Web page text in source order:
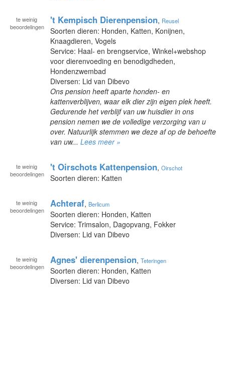
te weinig
beoordelingen
't Kempisch Dierenpension, Reusel
Soorten dieren: Honden, Katten, Konijnen,
Knaagdieren, Vogels
Service: Haal- en brengservice, Winkel+webshop
voor dierenvoeding en benodigdheden,
Hondenzwembad
Diversen: Lid van Dibevo
Ons pension heeft aparte honden- en
kattenverblijven, waar elk dier zijn eigen plek heeft.
Gedurende het verblijf van uw huisdier in ons
pension nemen we de volledige verzorging van u
over. Natuurlijk stemmen we deze af op de behoefte
van uw... Lees meer »
te weinig
beoordelingen
't Oirschots Kattenpension, Oirschot
Soorten dieren: Katten
te weinig
beoordelingen
Achteraf, Berlicum
Soorten dieren: Honden, Katten
Service: Trimsalon, Dagopvang, Fokker
Diversen: Lid van Dibevo
te weinig
beoordelingen
Agnes' dierenpension, Teteringen
Soorten dieren: Honden, Katten
Diversen: Lid van Dibevo